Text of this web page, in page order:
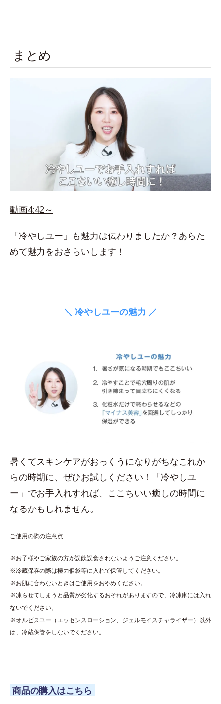
まとめ
動画4:42～
「冷やしユー」も魅力は伝わりましたか？あらた
めて魅力をおさらいします！
＼ 冷やしユーの魅力 ／
暑くてスキンケアがおっくうになりがちなこれか
らの時期に、ぜひお試しください！「冷やしユ
ー」でお手入れすれば、ここちいい癒しの時間に
なるかもしれません。
ご使用の際の注意点
※お子様やご家族の方が誤飲誤食されないようご注意ください。
※冷蔵保存の際は極力個袋等に入れて保管してください。
※お肌に合わないときはご使用をおやめください。
※凍らせてしまうと品質が劣化するおそれがありますので、冷凍庫には入れ
ないでください。
※オルビスユー（エッセンスローション、ジェルモイスチャライザー）以外
は、冷蔵保管をしないでください。
商品の購入はこちら